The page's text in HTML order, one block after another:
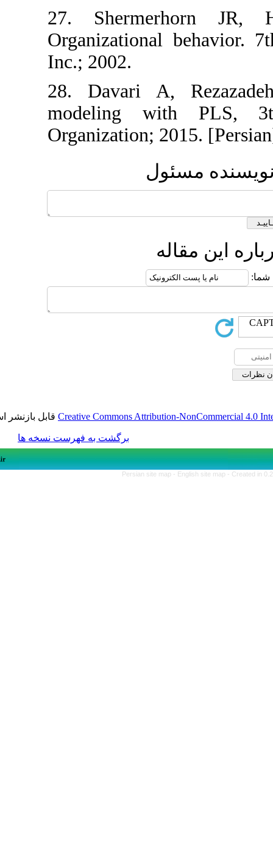
27.
Organizational
Inc.; 2002.
28. Davari A,
modeling with
Organization;
مسئول
مقاله
Creative Commons Attribution-قابل بازنشر است.
برگشت به فهرست نسخه ها
Persian site map -English